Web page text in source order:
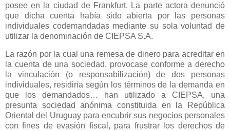
posee en la ciudad de Frankfurt. La parte actora denunció
que dicha cuenta había sido abierta por las personas
individuales codemandadas mediante su sola voluntad de
utilizar la denominación de CIEPSA S.A.
La razón por la cual una remesa de dinero para acreditar en
la cuenta de una sociedad, provocase conforme a derecho
la vinculación (o responsabilización) de dos personas
individuales, residiría según los términos de la demanda en
que los demandados… han utilizado a CIEPSA, una
presunta sociedad anónima constituida en
la República
Oriental del Uruguay para encubrir sus negocios personales
con fines de evasión fiscal, para frustrar los derechos de